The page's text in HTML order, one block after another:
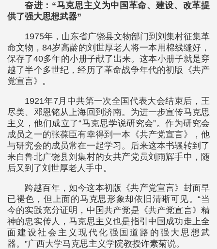
奋进：“马克思主义为中国革命、建设、改革提
供了强大思想武器”
1975年，山东省广饶县文物部门到刘集村征集革
命文物，84岁高龄的刘世厚老人将一本用棉线缝好，
保存了40多年的小册子献了出来。这本小册子就是穿
越了半个多世纪，经历了革命战争年代的初版《共产
党宣言》。
1921年7月中共第一次全国代表大会结束后，王
尽美、邓恩铭从上海回到济南。为进一步宣传马克思
主义，他们成立了“马克思学说研究会”。作为研究会
成员之一的张葆臣有幸得到一本《共产党宣言》，他
与研究会的成员常在一起学习。后来这本书辗转到了
来自鲁北广饶县刘集村的女共产党员刘雨辉手中，随
后又到了刘世厚老人手中。
跨越百年，如今这本初版《共产党宣言》封面早
已褪色，但上面的马克思形象却依旧清晰可见。“当
今的实践充分证明，中国共产党是《共产党宣言》精
神的忠实传人，马克思主义也是指引中国成功走上全
面建设社会主义现代化强国道路的强大思想武
器。”广西大学马克思主义学院教授许素菊说。